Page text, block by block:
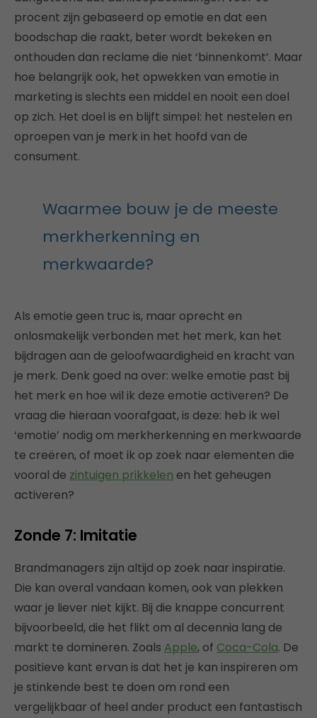
procent zijn gebaseerd op emotie en dat een
boodschap die raakt, beter wordt bekeken en
onthouden dan reclame die niet ‘binnenkomt’. Maar
hoe belangrijk ook, het opwekken van emotie in
marketing is slechts een middel en nooit een doel
op zich. Het doel is en blijft simpel: het nestelen en
oproepen van je merk in het hoofd van de
consument.
Waarmee bouw je de meeste
merkherkenning en
merkwaarde?
Als emotie geen truc is, maar oprecht en
onlosmakelijk verbonden met het merk, kan het
bijdragen aan de geloofwaardigheid en kracht van
je merk. Denk goed na over: welke emotie past bij
het merk en hoe wil ik deze emotie activeren? De
vraag die hieraan voorafgaat, is deze: heb ik wel
‘emotie’ nodig om merkherkenning en merkwaarde
te creëren, of moet ik op zoek naar elementen die
vooral de zintuigen prikkelen en het geheugen
activeren?
Zonde 7: Imitatie
Brandmanagers zijn altijd op zoek naar inspiratie.
Die kan overal vandaan komen, ook van plekken
waar je liever niet kijkt. Bij die knappe concurrent
bijvoorbeeld, die het flikt om al decennia lang de
markt te domineren. Zoals Apple, of Coca-Cola. De
positieve kant ervan is dat het je kan inspireren om
je stinkende best te doen om rond een
vergelijkbaar of heel ander product een fantastisch